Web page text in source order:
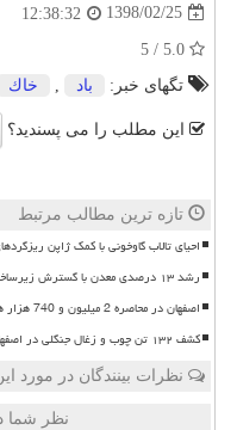
1398/02/25
12:38:32
تگهای خبر:
باد , خاك
این مطلب را می پسندید؟
تازه ترین مطالب مرتبط
احیای تالاب گاوخونی با کمک ژاپن
رشد ۱۳ درصدی معدن با گسترش زیرساخت های دیجیتال ۳ معدن هوشمند می شوند
اصفهان در محاصره 2 میلیون و 740 هزار هکتار مناطق غبارخیز است
کشف ۱۳۲ تن چوب و زغال جنگلی در اصفهان ۴۸هکتار عرصه طبیعی رفع تصرف شد
نظرات بینندگان در مورد
نظر شما